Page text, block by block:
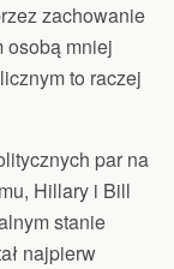
zachowanie
osobą mniej
to raczej
par na
Hillary i Bill
stanie
najpierw